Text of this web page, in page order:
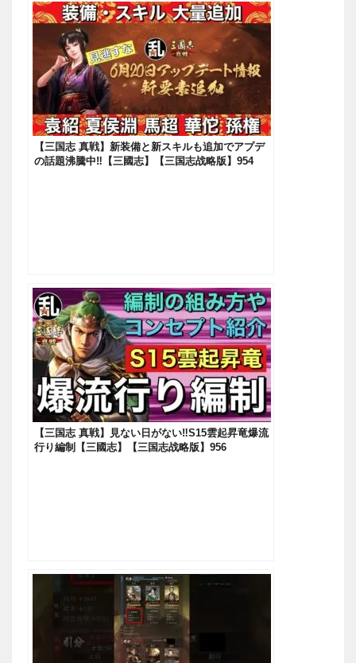
【三国志 真戦】新装備と新スキルも追加でアプデ
の話題沸騰中‼【三國志】【三国志战略版】954
【三国志 真戦】見ない日がない‼S15雲起昇竜爆流
行り編制【三國志】【三国志战略版】956